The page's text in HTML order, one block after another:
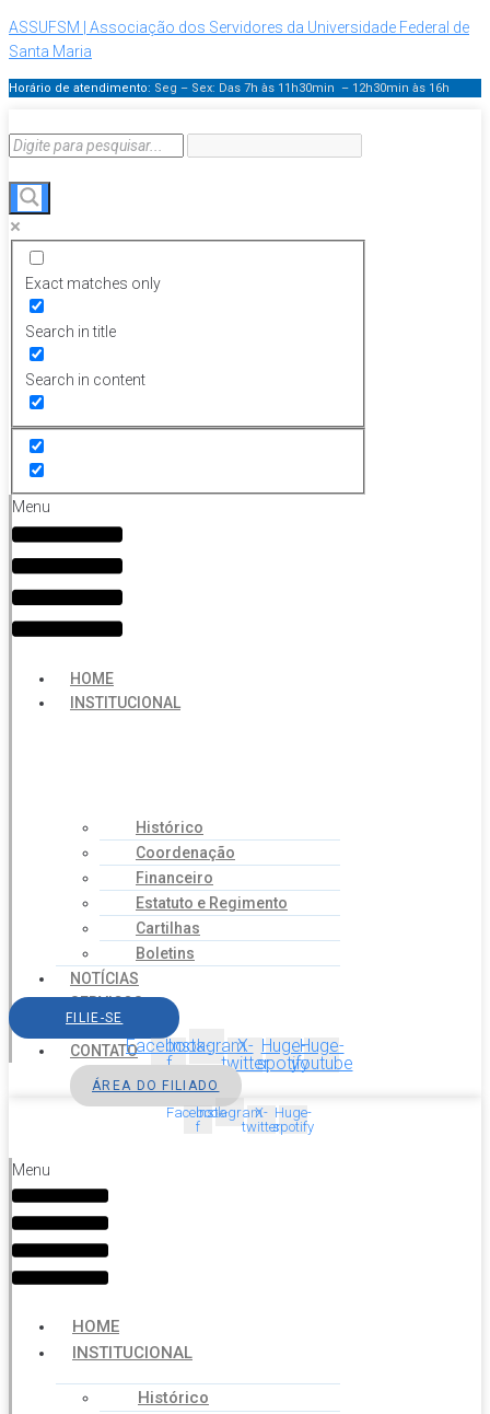
ASSUFSM | Associação dos Servidores da Universidade Federal de
Santa Maria
Horário de atendimento: Seg – Sex: Das 7h às 11h30min – 12h30min às 16h
Exact matches only
Search in title
Search in content
Menu
HOME
INSTITUCIONAL
Histórico
Coordenação
Financeiro
Estatuto e Regimento
Cartilhas
Boletins
NOTÍCIAS
SERVIÇOS
AGENDA
CONTATO
FILIE-SE
Facebook-
f
InstagramX-
twitter
Huge-
spotify
Huge-
youtube
ÁREA DO FILIADO
Facebook-
f
InstagramX-
twitter
Huge-
spotify
Menu
HOME
INSTITUCIONAL
Histórico